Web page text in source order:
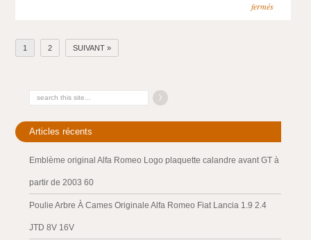
fermés
1 2 SUIVANT »
Articles récents
Emblème original Alfa Romeo Logo plaquette calandre avant GT à
partir de 2003 60
Poulie Arbre À Cames Originale Alfa Romeo Fiat Lancia 1.9 2.4
JTD 8V 16V